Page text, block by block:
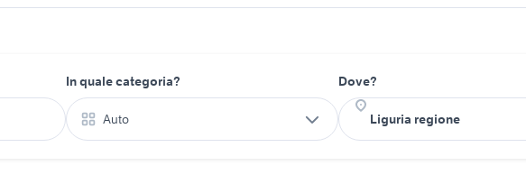
In quale categoria?
Auto
Dove?